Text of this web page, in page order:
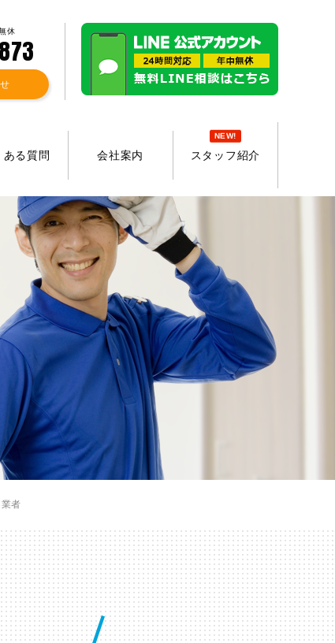
休
ある質問 会社案内 スタッフ紹介
NEW!
者